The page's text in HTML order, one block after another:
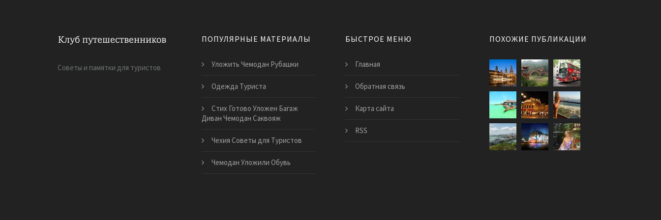
Советы и памятки для туристов
ПОПУЛЯРНЫЕ МАТЕРИАЛЫ
Уложить Чемодан Рубашки
Одежда Туриста
Стих Готово Уложен Багаж
Диван Чемодан Саквояж
Чехия Советы для Туристов
Чемодан Уложили Обувь
БЫСТРОЕ МЕНЮ
Главная
Обратная связь
Карта сайта
RSS
ПОХОЖИЕ ПУБЛИКАЦИИ